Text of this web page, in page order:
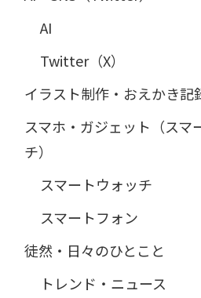
AI
Twitter（X）
イラスト制作・おえかき記
スマホ・ガジェット（スマ
チ）
スマートウォッチ
スマートフォン
徒然・日々のひとこと
トレンド・ニュース